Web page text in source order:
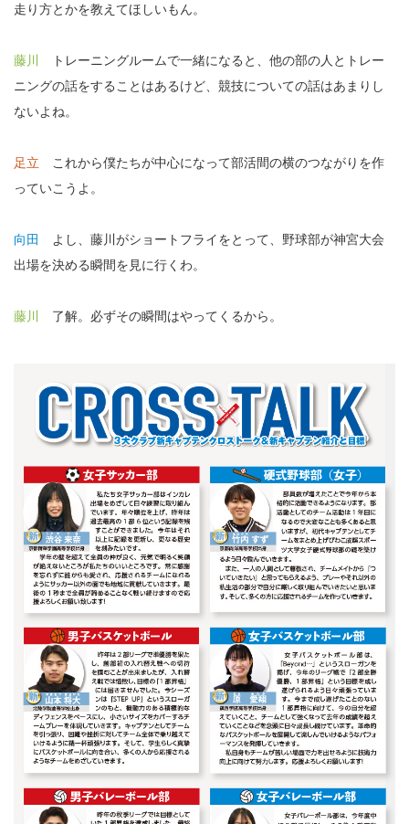
走り方とかを教えてほしいもん。
藤川
トレーニングルームで一緒になると、他の部の人とトレー
ニングの話をすることはあるけど、競技についての話はあまりし
ないよね。
足立 これから僕たちが中心になって部活間の横のつながりを作
っていこうよ。
向田
よし、藤川がショートフライをとって、野球部が神宮大会
出場を決める瞬間を見に行くわ。
藤川 了解。必ずその瞬間はやってくるから。